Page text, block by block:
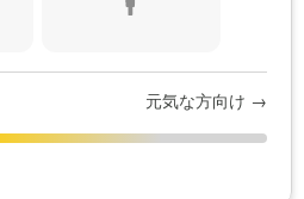
元気な方向け →